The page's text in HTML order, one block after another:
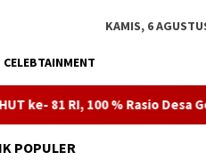
KAMIS, 6
CELEBTAINMENT
% Rasio Desa Gorontalo
POPULER